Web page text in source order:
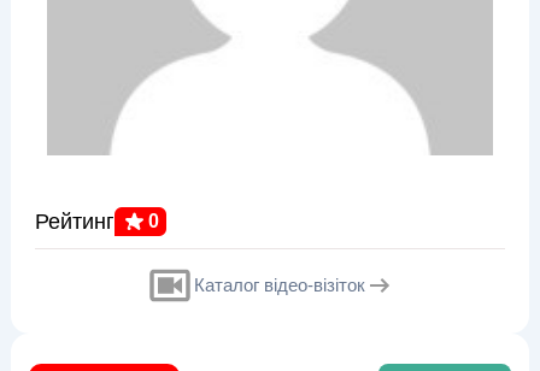
Рейтинг 0
Каталог відео-візіток